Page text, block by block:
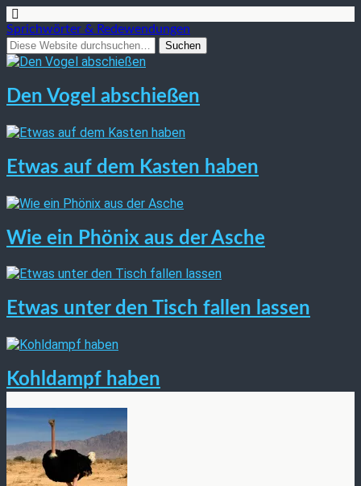
Sprichwörter & Redewendungen
Den Vogel abschießen
Etwas auf dem Kasten haben
Wie ein Phönix aus der Asche
Etwas unter den Tisch fallen lassen
Kohldampf haben